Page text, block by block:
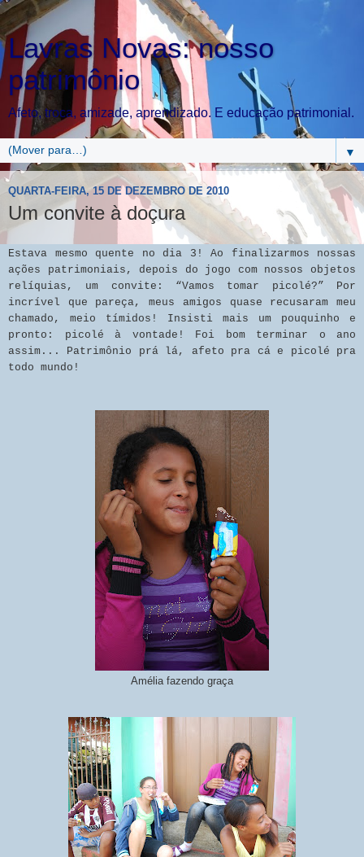
Lavras Novas: nosso
patrimônio
Afeto, troca, amizade, aprendizado. E educação patrimonial.
▼
QUARTA-FEIRA, 15 DE DEZEMBRO DE 2010
Um convite à doçura
Estava mesmo quente no dia 3! Ao finalizarmos nossas
ações patrimoniais, depois do jogo com nossos objetos
relíquias, um convite: “Vamos tomar picolé?” Por
incrível que pareça, meus amigos quase recusaram meu
chamado, meio tímidos! Insisti mais um pouquinho e
pronto: picolé à vontade! Foi bom terminar o ano
assim... Patrimônio prá lá, afeto pra cá e picolé pra
todo mundo!
Amélia fazendo graça